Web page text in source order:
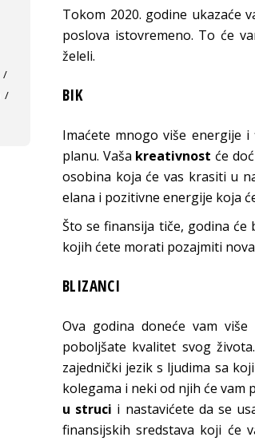
Tokom 2020. godine ukazaće
poslova istovremeno. To će
želeli.
BIK
Imaćete mnogo više energije
planu. Vaša kreativnost će
osobina koja će vas krasiti u
elana i pozitivne energije koja
Što se finansija tiče, godina
kojih ćete morati pozajmiti
BLIZANCI
Ova godina doneće vam
poboljšate kvalitet svog
zajednički jezik s ljudima sa
kolegama i neki od njih će
u struci i nastavićete da se
finansijskih sredstava koji će